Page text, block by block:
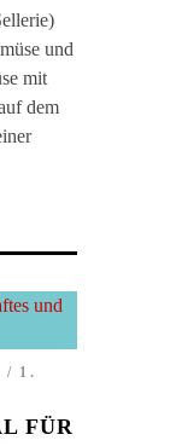
und
mit
dem
1.
FÜR